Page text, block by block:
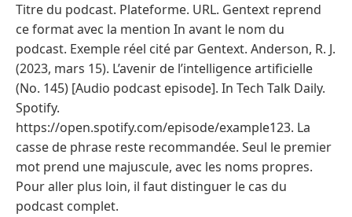
Titre du podcast. Plateforme. URL. Gentext reprend
ce format avec la mention In avant le nom du
podcast. Exemple réel cité par Gentext. Anderson, R. J.
(2023, mars 15). L’avenir de l’intelligence artificielle
(No. 145) [Audio podcast episode]. In Tech Talk Daily.
Spotify.
https://open.spotify.com/episode/example123. La
casse de phrase reste recommandée. Seul le premier
mot prend une majuscule, avec les noms propres.
Pour aller plus loin, il faut distinguer le cas du
podcast complet.